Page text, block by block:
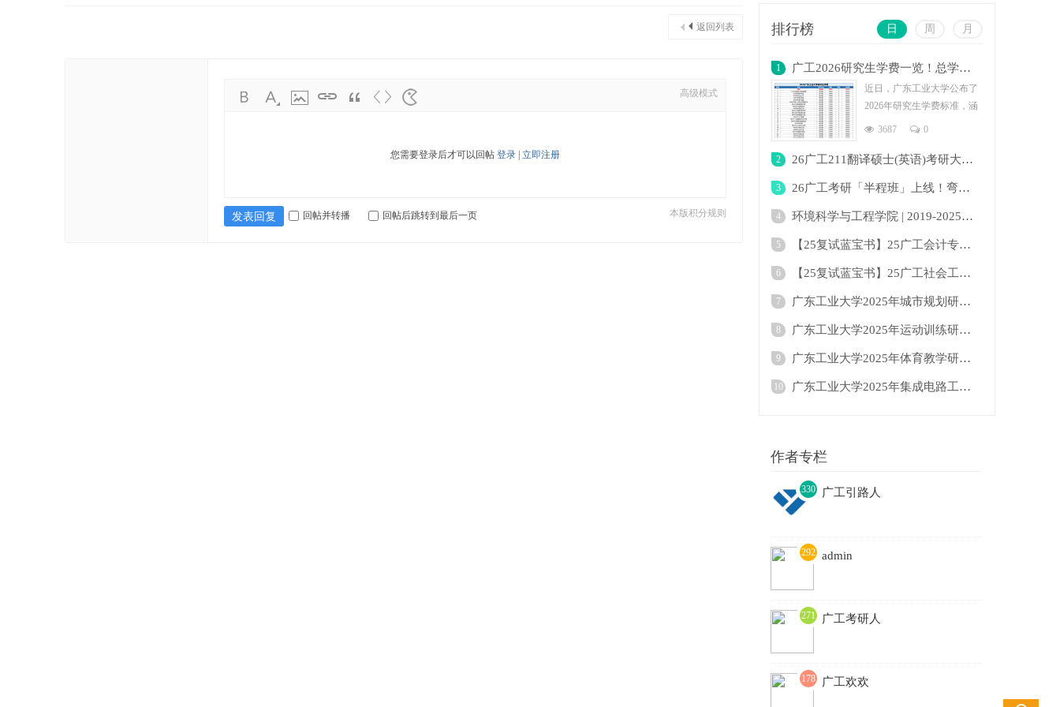
返回列表
高级模式
您需要登录后才可以回帖 登录 立即注册
本版积分规则
发表回复 回帖并转播 回帖后跳转到最后一页
排行榜 日 周 月
1 广工2026研究生学费一览！总学费最低为2.4
近日，广东工业大学公布了
2026年研究生学费标准，涵
盖全日制与非全日制多个专
3687 0
2 26广工211翻译硕士(英语)考研大纲及变化！
3 26广工考研「半程班」上线！弯道超车下半场
4 环境科学与工程学院 | 2019-2025年广东工业
5 【25复试蓝宝书】25广工会计专硕复试考点真
6 【25复试蓝宝书】25广工社会工作复试考点真
7 广东工业大学2025年城市规划研究生招生目录
8 广东工业大学2025年运动训练研究生招生目录
9 广东工业大学2025年体育教学研究生招生目录
10 广东工业大学2025年集成电路工程△（按研究
作者专栏
330
广工引路人
292 admin
271 广工考研人
178 广工欢欢